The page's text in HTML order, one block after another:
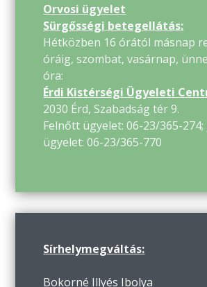
Orvosi ügyelet
Sürgősségi betegellátás:
Hétközben 16 órától másnap
óráig, szombat, vasárnap,
óra:
Érdi Kistérségi Ügyeleti
2030 Érd, Szabadság tér 9.
Felnőtt ügyelet: 06-23/365-
ügyelet: 06-23/365-770
Sírhelymegváltás:
Bokorné Illyés Ibolya